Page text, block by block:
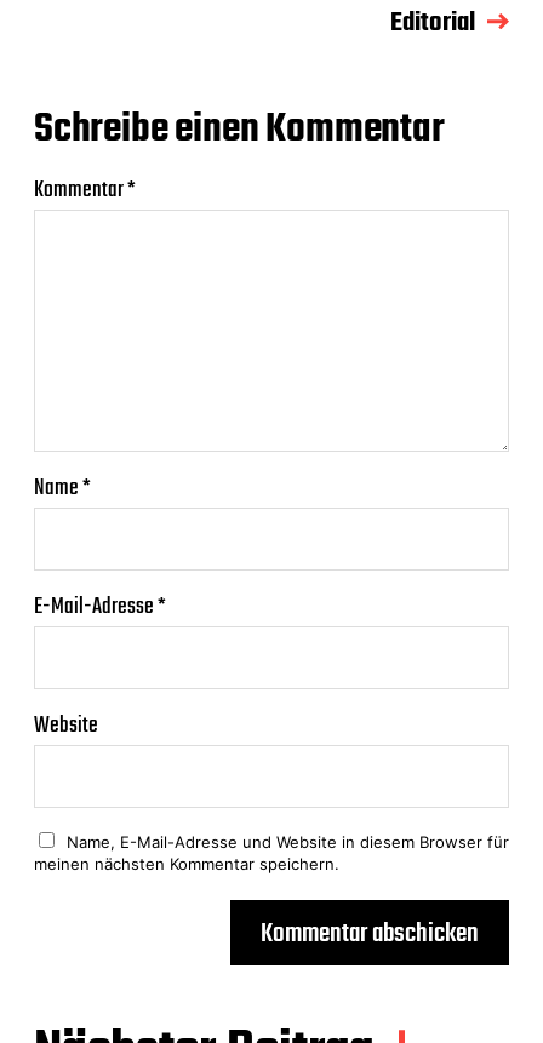
Editorial
Schreibe einen Kommentar
Kommentar*
Name*
E-Mail-Adresse*
Website
Name, E-Mail-Adresse und Website in diesem Browser für
meinen nächsten Kommentar speichern.
t